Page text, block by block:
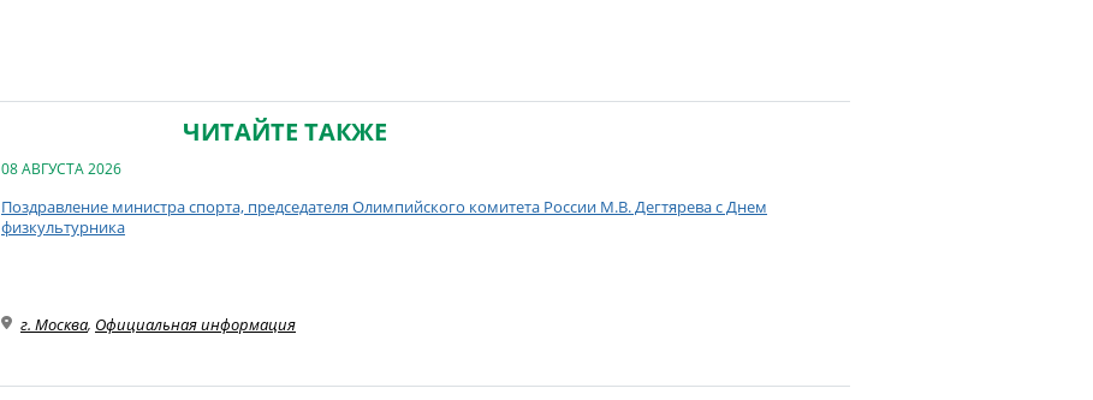
ЧИТАЙТЕ ТАКЖЕ
08 АВГУСТА 2026
Поздравление министра спорта, председателя Олимпийского комитета России М.В. Дегтярева с Днем
физкультурника
г. Москва, Официальная информация